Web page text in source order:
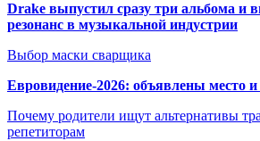
Drake выпустил сразу три альбома и
резонанс в музыкальной индустрии
Выбор маски сварщика
Евровидение-2026: объявлены место
Почему родители ищут альтернативы
репетиторам